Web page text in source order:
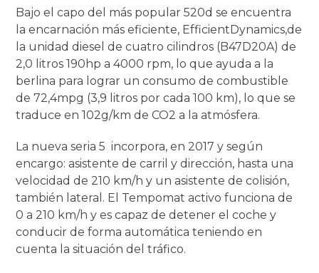
Bajo el capo del más popular 520d se encuentra
la encarnación más eficiente, EfficientDynamics,de
la unidad diesel de cuatro cilindros (B47D20A) de
2,0 litros 190hp a 4000 rpm, lo que ayuda a la
berlina para lograr un consumo de combustible
de 72,4mpg (3,9 litros por cada 100 km), lo que se
traduce en 102g/km de CO2 a la atmósfera.
La nueva seria 5 incorpora, en 2017 y según
encargo: asistente de carril y dirección, hasta una
velocidad de 210 km/h y un asistente de colisión,
también lateral. El Tempomat activo funciona de
0 a 210 km/h y es capaz de detener el coche y
conducir de forma automática teniendo en
cuenta la situación del tráfico.